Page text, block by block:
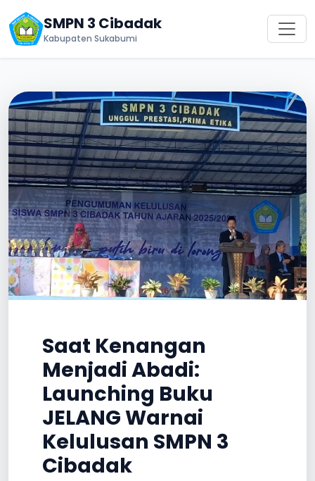
SMPN 3 Cibadak
Kabupaten Sukabumi
Saat Kenangan
Menjadi Abadi:
Launching Buku
JELANG Warnai
Kelulusan SMPN 3
Cibadak